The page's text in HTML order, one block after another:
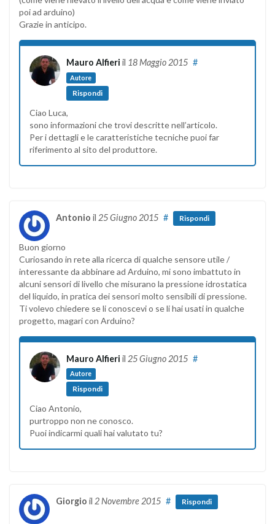
poi ad arduino)
Grazie in anticipo.
Mauro Alfieri il 18 Maggio 2015
Autore
#
Rispondi
Ciao Luca,
sono informazioni che trovi descritte nell’articolo.
Per i dettagli e le caratteristiche tecniche puoi far
riferimento al sito del produttore.
Antonio il 25 Giugno 2015 # Rispondi
Buon giorno
Curiosando in rete alla ricerca di qualche sensore utile /
interessante da abbinare ad Arduino, mi sono imbattuto in
alcuni sensori di livello che misurano la pressione idrostatica
del liquido, in pratica dei sensori molto sensibili di pressione.
Ti volevo chiedere se li conoscevi o se li hai usati in qualche
progetto, magari con Arduino?
Mauro Alfieri il 25 Giugno 2015
Autore
#
Rispondi
Ciao Antonio,
purtroppo non ne conosco.
Puoi indicarmi quali hai valutato tu?
Giorgio il 2 Novembre 2015 # Rispondi